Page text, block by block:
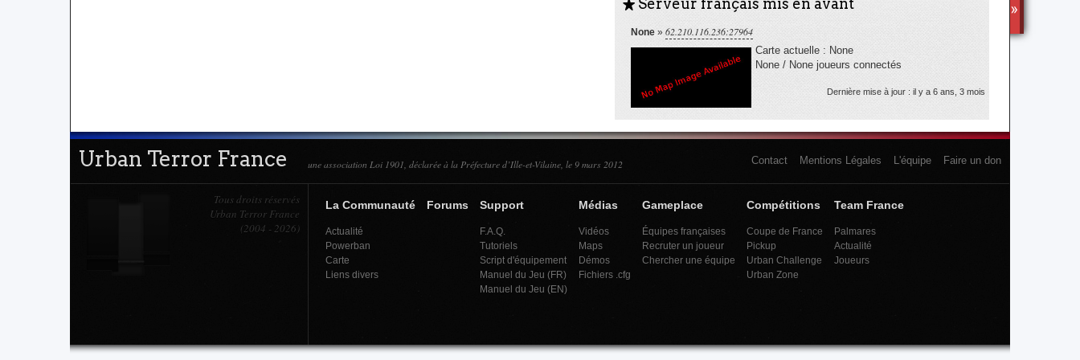
S Serveur français mis en avant
None » 62.210.116.236:27964
Carte actuelle : None
None / None joueurs connectés
Dernière mise à jour : il y a 6 ans, 3 mois
Urban Terror France une association Loi 1901, déclarée à la Préfecture d’Ille-et-Vilaine, le 9 mars 2012 Faire un don
L'équipe
Mentions Légales
Contact
Tous droits réservés
Urban Terror France
(2004 - 2026)
La Communauté
Actualité
Powerban
Carte
Liens divers
Forums Support
F.A.Q.
Tutoriels
Script d'équipement
Manuel du Jeu (FR)
Manuel du Jeu (EN)
Médias
Vidéos
Maps
Démos
Fichiers .cfg
Gameplace
Équipes françaises
Recruter un joueur
Chercher une équipe
Compétitions
Coupe de France
Pickup
Urban Challenge
Urban Zone
Team France
Palmares
Actualité
Joueurs